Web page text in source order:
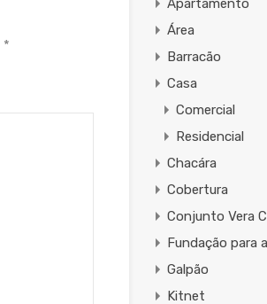
*
Apartamento
Área
Barracão
Casa
Comercial
Residencial
Chacára
Cobertura
Conjunto Vera
Fundação para
Galpão
Kitnet